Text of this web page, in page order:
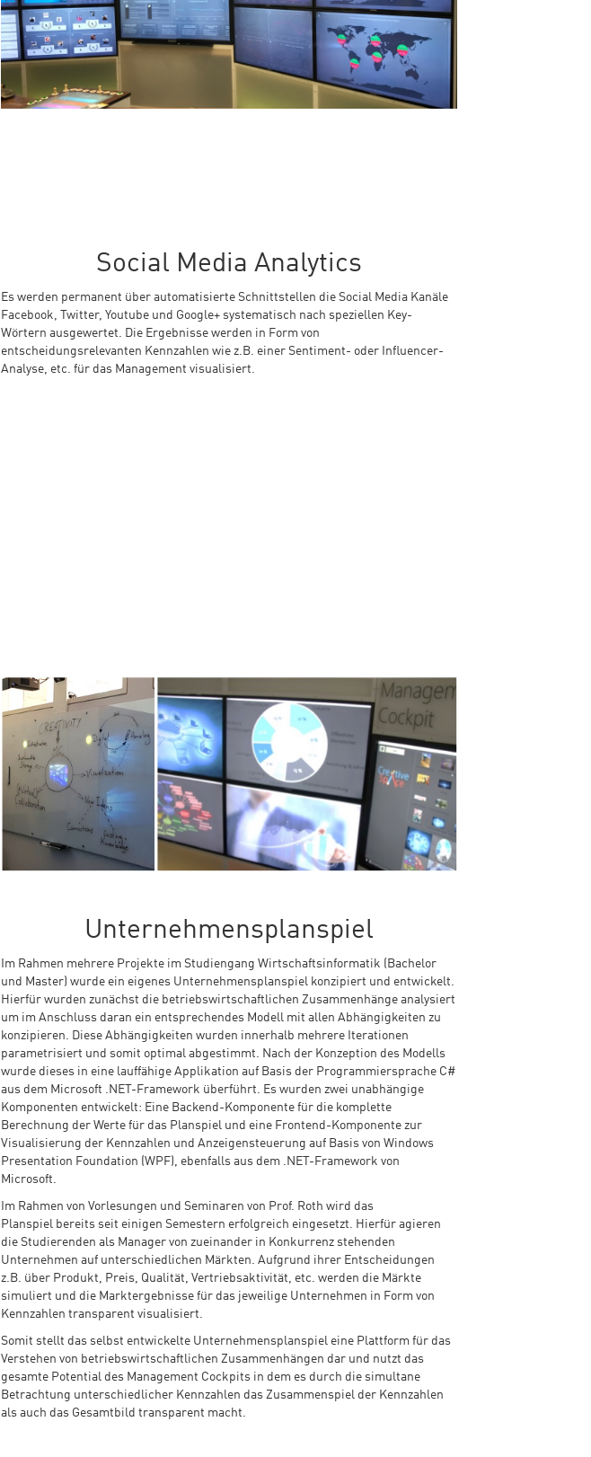
Social Media Analytics
Es werden permanent über automatisierte Schnittstellen die Social Media Kanäle
Facebook, Twitter, Youtube und Google+ systematisch nach speziellen Key-
Wörtern ausgewertet. Die Ergebnisse werden in Form von
entscheidungsrelevanten Kennzahlen wie z.B. einer Sentiment- oder Influencer-
Analyse, etc. für das Management visualisiert.
Unternehmensplanspiel
Im Rahmen mehrere Projekte im Studiengang Wirtschaftsinformatik (Bachelor
und Master) wurde ein eigenes Unternehmensplanspiel konzipiert und entwickelt.
Hierfür wurden zunächst die betriebswirtschaftlichen Zusammenhänge analysiert
um im Anschluss daran ein entsprechendes Modell mit allen Abhängigkeiten zu
konzipieren. Diese Abhängigkeiten wurden innerhalb mehrere Iterationen
parametrisiert und somit optimal abgestimmt. Nach der Konzeption des Modells
wurde dieses in eine lauffähige Applikation auf Basis der Programmiersprache C#
aus dem Microsoft .NET-Framework überführt. Es wurden zwei unabhängige
Komponenten entwickelt: Eine Backend-Komponente für die komplette
Berechnung der Werte für das Planspiel und eine Frontend-Komponente zur
Visualisierung der Kennzahlen und Anzeigensteuerung auf Basis von Windows
Presentation Foundation (WPF), ebenfalls aus dem .NET-Framework von
Microsoft.
Im Rahmen von Vorlesungen und Seminaren von Prof. Roth wird das
Planspiel bereits seit einigen Semestern erfolgreich eingesetzt. Hierfür agieren
die Studierenden als Manager von zueinander in Konkurrenz stehenden
Unternehmen auf unterschiedlichen Märkten. Aufgrund ihrer Entscheidungen
z.B. über Produkt, Preis, Qualität, Vertriebsaktivität, etc. werden die Märkte
simuliert und die Marktergebnisse für das jeweilige Unternehmen in Form von
Kennzahlen transparent visualisiert.
Somit stellt das selbst entwickelte Unternehmensplanspiel eine Plattform für das
Verstehen von betriebswirtschaftlichen Zusammenhängen dar und nutzt das
gesamte Potential des Management Cockpits in dem es durch die simultane
Betrachtung unterschiedlicher Kennzahlen das Zusammenspiel der Kennzahlen
als auch das Gesamtbild transparent macht.